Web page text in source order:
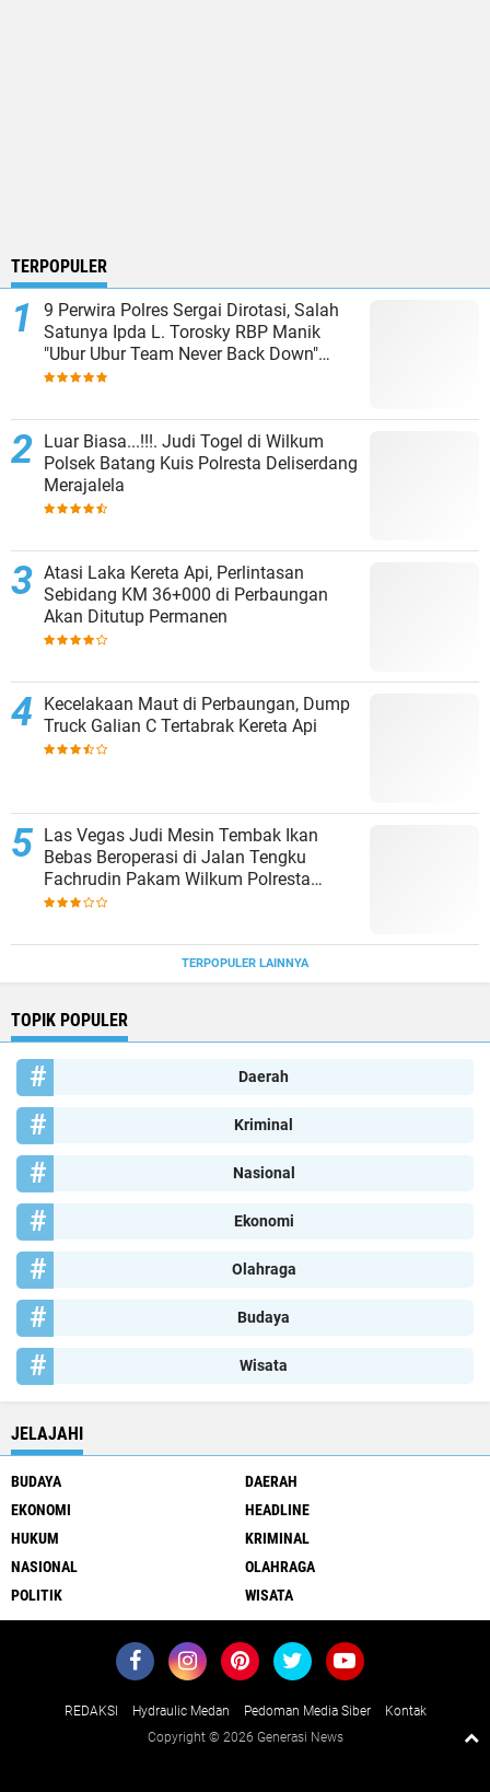
TERPOPULER
9 Perwira Polres Sergai Dirotasi, Salah
Satunya Ipda L. Torosky RBP Manik
"Ubur Ubur Team Never Back Down"
Menempati Polsek Dolok Masihul
Luar Biasa...!!!. Judi Togel di Wilkum
Polsek Batang Kuis Polresta Deliserdang
Merajalela
Atasi Laka Kereta Api, Perlintasan
Sebidang KM 36+000 di Perbaungan
Akan Ditutup Permanen
Kecelakaan Maut di Perbaungan, Dump
Truck Galian C Tertabrak Kereta Api
Las Vegas Judi Mesin Tembak Ikan
Bebas Beroperasi di Jalan Tengku
Fachrudin Pakam Wilkum Polresta
Deliserdang
TERPOPULER LAINNYA
TOPIK POPULER
Daerah
Kriminal
Nasional
Ekonomi
Olahraga
Budaya
Wisata
JELAJAHI
BUDAYA
DAERAH
EKONOMI
HEADLINE
HUKUM
KRIMINAL
NASIONAL
OLAHRAGA
POLITIK
WISATA
REDAKSI Hydraulic Medan Pedoman Media Siber
Kontak
Copyright © 2026 Generasi News